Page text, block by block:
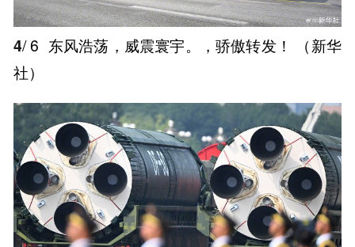
4/ 6 东风浩荡，威震寰宇。，骄傲转发！ ​（新华
社） ​